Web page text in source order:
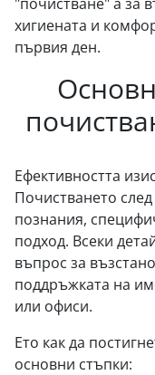
хигиената и
първия ден.
Ефективността
Почистването
познания,
подход. Всеки
въпрос за
поддръжката на
или офиси.
Ето как да
основни стъпки: